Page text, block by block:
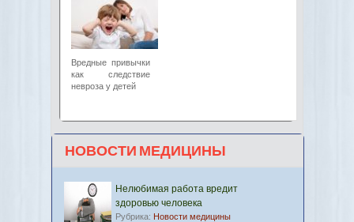
Вредные привычки
как следствие
невроза у детей
НОВОСТИ МЕДИЦИНЫ
Нелюбимая работа вредит
здоровью человека
Рубрика: Новости медицины